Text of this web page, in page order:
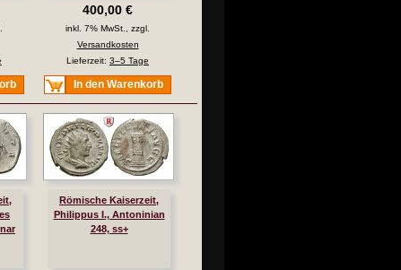
400,00 €
inkl. 7% MwSt., zzgl.
Versandkosten
Lieferzeit: 3–5 Tage
In den Warenkorb
Römische Kaiserzeit,
Philippus I., Antoninian
248, ss+